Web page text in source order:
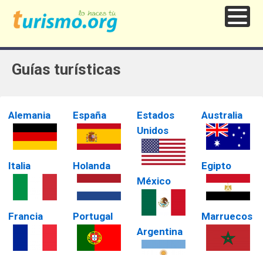
Guías turísticas
Alemania
Italia
Francia
España
Holanda
Portugal
Estados
Unidos
México
Argentina
Australia
Egipto
Marruecos